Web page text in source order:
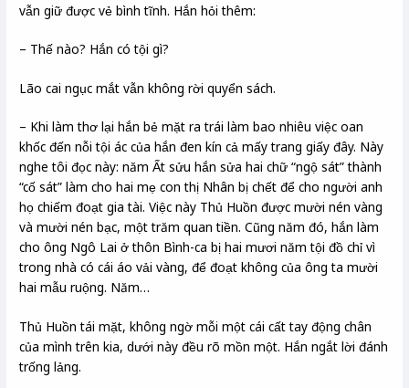
vẫn giữ được vẻ bình tĩnh. Hắn hỏi thêm:
– Thế nào? Hắn có tội gì?
Lão cai ngục mắt vẫn không rời quyển sách.
– Khi làm thơ lại hắn bẻ mặt ra trái làm bao nhiêu việc oan
khốc đến nỗi tội ác của hắn đen kín cả mấy trang giấy đây. Này
nghe tôi đọc này: năm Ất sửu hắn sửa hai chữ “ngộ sát” thành
“cố sát” làm cho hai mẹ con thị Nhân bị chết để cho người anh
họ chiếm đoạt gia tài. Việc này Thủ Huồn được mười nén vàng
và mười nén bạc, một trăm quan tiền. Cũng năm đó, hắn làm
cho ông Ngô Lai ở thôn Bình-ca bị hai mươi năm tội đồ chỉ vì
trong nhà có cái áo vải vàng, để đoạt không của ông ta mười
hai mẫu ruộng. Năm…
Thủ Huồn tái mặt, không ngờ mỗi một cái cất tay động chân
của mình trên kia, dưới này đều rõ mồn một. Hắn ngắt lời đánh
trống lảng.